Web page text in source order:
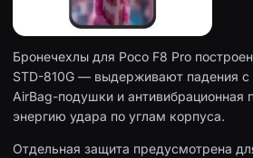
Бронечехлы для Poco F8 Pro
STD-810G — выдерживают падения
AirBag-подушки и антивибрационная
энергию удара по углам корпуса.
Отдельная защита предусмотрена